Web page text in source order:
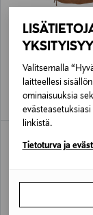
Valitsemalla
laitteellesi
ominaisuuksia
linkistä.
Tietoturva ja
ALE –20%
REITTI Miesten canvas
Discounted Price
79,95 € Original Price
99,95 €